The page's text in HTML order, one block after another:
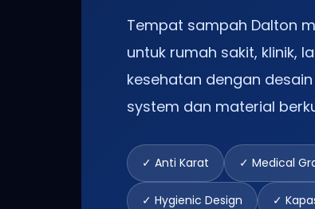
Tempat sampah Dalton
untuk rumah sakit, klinik,
kesehatan dengan
system dan material
✓ Anti Karat ✓ Medical
✓ Hygienic Design ✓